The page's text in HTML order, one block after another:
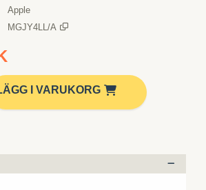
Apple
MGJY4LL/A
I VARUKORG